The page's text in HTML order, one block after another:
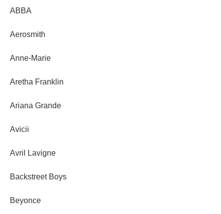
ABBA
Aerosmith
Anne-Marie
Aretha Franklin
Ariana Grande
Avicii
Avril Lavigne
Backstreet Boys
Beyonce